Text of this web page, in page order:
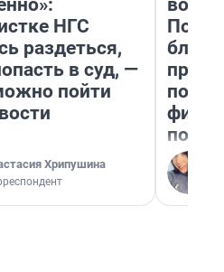
НГС
раздеться,
в суд, —
пойти
Хрипушина
вот